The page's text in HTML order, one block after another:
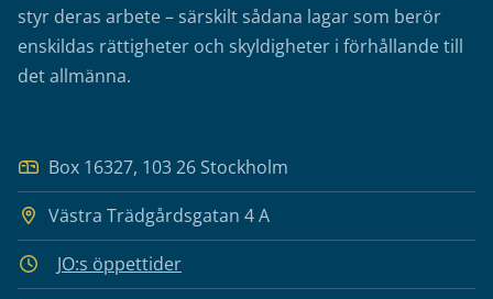
styr deras arbete – särskilt sådana lagar som berör
enskildas rättigheter och skyldigheter i förhållande till
det allmänna.
Box 16327, 103 26 Stockholm
Västra Trädgårdsgatan 4 A
JO:s öppettider